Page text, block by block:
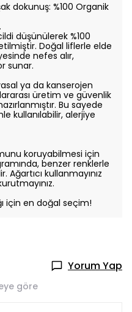
dokunuş: %100 Organik
düşünülerek %100
Doğal liflerle elde
nefes alır,
sunar.
ya da kanserojen
üretim ve güvenlik
Bu sayede
kullanılabilir, alerjiye
koruyabilmesi için
benzer renklerle
Ağartıcı kullanmayınız
için en doğal seçim!
Yorum Yap
göre